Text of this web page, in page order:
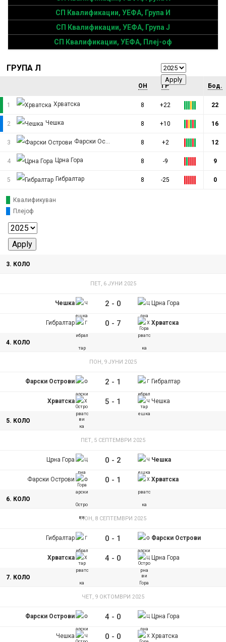
СП Квалификации, УЕФА, Група И
СП Квалификации, УЕФА, Група Ј
СП Квалификации, УЕФА, Плеј-оф
ГРУПА Л
ОН ГР Бод.
1 Хрватска 8 +22 22
2 Чешка 8 +10 16
3 Фарски Острови 8 +2 12
4 Црна Гора 8 -9 9
5 Гибралтар 8 -25 0
Квалификуван
Плејоф
3. КОЛО
ПЕТ, 6 ЈУНИ 2025
Чешка 2 - 0 Црна Гора
Гибралтар 0 - 7 Хрватска
4. КОЛО
ПОН, 9 ЈУНИ 2025
Фарски Острови 2 - 1 Гибралтар
Хрватска 5 - 1 Чешка
5. КОЛО
ПЕТ, 5 СЕПТЕМВРИ 2025
Црна Гора 0 - 2 Чешка
Фарски Острови 0 - 1 Хрватска
6. КОЛО
ПОН, 8 СЕПТЕМВРИ 2025
Гибралтар 0 - 1 Фарски Острови
Хрватска 4 - 0 Црна Гора
7. КОЛО
ЧЕТ, 9 ОКТОМВРИ 2025
Фарски Острови 4 - 0 Црна Гора
Чешка 0 - 0 Хрватска